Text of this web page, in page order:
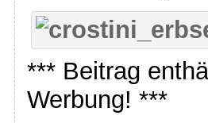
*** Beitrag
Werbung! ***